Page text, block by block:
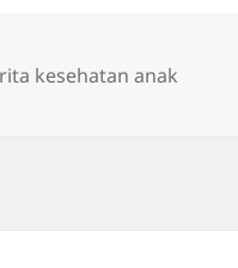
kesehatan anak